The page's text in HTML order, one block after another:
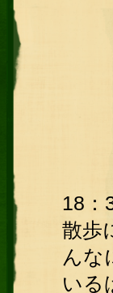
18：
散歩
んな
いる